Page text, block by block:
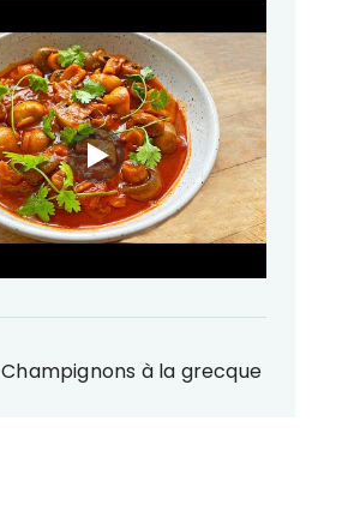
Champignons à la grecque